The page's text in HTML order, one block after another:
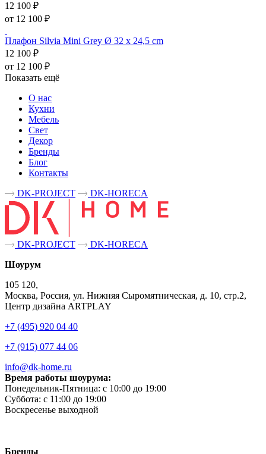
12 100 ₽
от 12 100 ₽
Плафон Silvia Mini Grey Ø 32 x 24,5 cm
12 100 ₽
от 12 100 ₽
Показать ещё
О нас
Кухни
Мебель
Свет
Декор
Бренды
Блог
Контакты
DK-PROJECT
DK-HORECA
DK-PROJECT
DK-HORECA
Шоурум
105 120,
Москва, Россия, ул. Нижняя Сыромятническая, д. 10, стр.2,
Центр дизайна ARTPLAY
+7 (495) 920 04 40
+7 (915) 077 44 06
info@dk-home.ru
Время работы шоурума:
Понедельник-Пятница: c 10:00 до 19:00
Суббота: c 11:00 до 19:00
Воскресенье выходной
Бренды